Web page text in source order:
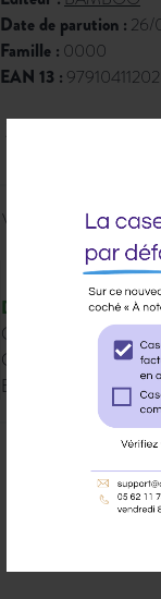
Date de parution : 26/
Famille : 0000
EAN 13 :
24,90 € PPTTC
Veuillez vousconnecter
au panier cet
Disponible
Qté dispo en magasin : 29
Gisement : 00-305-H
Etat Dilicom :
Ajouter à ma liste